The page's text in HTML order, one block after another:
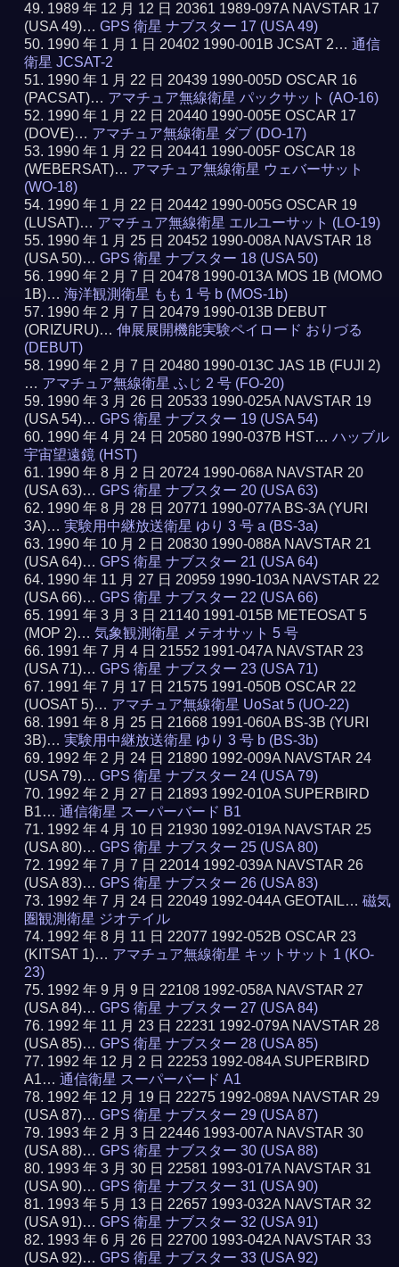
1989 年 12 月 12 日 20361 1989-097A NAVSTAR 17
(USA 49)…GPS 衛星 ナブスター 17 (USA 49)
1990 年 1 月 1 日 20402 1990-001B JCSAT 2…通信
衛星 JCSAT-2
1990 年 1 月 22 日 20439 1990-005D OSCAR 16
(PACSAT)… アマチュア無線衛星 パックサット (AO-16)
1990 年 1 月 22 日 20440 1990-005E OSCAR 17
(DOVE)… アマチュア無線衛星 ダブ (DO-17)
1990 年 1 月 22 日 20441 1990-005F OSCAR 18
(WEBERSAT)… アマチュア無線衛星 ウェバーサット
(WO-18)
1990 年 1 月 22 日 20442 1990-005G OSCAR 19
(LUSAT)… アマチュア無線衛星 エルユーサット (LO-19)
1990 年 1 月 25 日 20452 1990-008A NAVSTAR 18
(USA 50)…GPS 衛星 ナブスター 18 (USA 50)
1990 年 2 月 7 日 20478 1990-013A MOS 1B (MOMO
1B)…海洋観測衛星 もも 1 号 b (MOS-1b)
1990 年 2 月 7 日 20479 1990-013B DEBUT
(ORIZURU)…伸展展開機能実験ペイロード おりづる
(DEBUT)
1990 年 2 月 7 日 20480 1990-013C JAS 1B (FUJI 2)
… アマチュア無線衛星 ふじ 2 号 (FO-20)
1990 年 3 月 26 日 20533 1990-025A NAVSTAR 19
(USA 54)…GPS 衛星 ナブスター 19 (USA 54)
1990 年 4 月 24 日 20580 1990-037B HST…ハッブル
宇宙望遠鏡 (HST)
1990 年 8 月 2 日 20724 1990-068A NAVSTAR 20
(USA 63)…GPS 衛星 ナブスター 20 (USA 63)
1990 年 8 月 28 日 20771 1990-077A BS-3A (YURI
3A)…実験用中継放送衛星 ゆり 3 号 a (BS-3a)
1990 年 10 月 2 日 20830 1990-088A NAVSTAR 21
(USA 64)…GPS 衛星 ナブスター 21 (USA 64)
1990 年 11 月 27 日 20959 1990-103A NAVSTAR 22
(USA 66)…GPS 衛星 ナブスター 22 (USA 66)
1991 年 3 月 3 日 21140 1991-015B METEOSAT 5
(MOP 2)…気象観測衛星 メテオサット 5 号
1991 年 7 月 4 日 21552 1991-047A NAVSTAR 23
(USA 71)…GPS 衛星 ナブスター 23 (USA 71)
1991 年 7 月 17 日 21575 1991-050B OSCAR 22
(UOSAT 5)… アマチュア無線衛星 UoSat 5 (UO-22)
1991 年 8 月 25 日 21668 1991-060A BS-3B (YURI
3B)…実験用中継放送衛星 ゆり 3 号 b (BS-3b)
1992 年 2 月 24 日 21890 1992-009A NAVSTAR 24
(USA 79)…GPS 衛星 ナブスター 24 (USA 79)
1992 年 2 月 27 日 21893 1992-010A SUPERBIRD
B1…通信衛星 スーパーバード B1
1992 年 4 月 10 日 21930 1992-019A NAVSTAR 25
(USA 80)…GPS 衛星 ナブスター 25 (USA 80)
1992 年 7 月 7 日 22014 1992-039A NAVSTAR 26
(USA 83)…GPS 衛星 ナブスター 26 (USA 83)
1992 年 7 月 24 日 22049 1992-044A GEOTAIL…磁気
圏観測衛星 ジオテイル
1992 年 8 月 11 日 22077 1992-052B OSCAR 23
(KITSAT 1)… アマチュア無線衛星 キットサット 1 (KO-
23)
1992 年 9 月 9 日 22108 1992-058A NAVSTAR 27
(USA 84)…GPS 衛星 ナブスター 27 (USA 84)
1992 年 11 月 23 日 22231 1992-079A NAVSTAR 28
(USA 85)…GPS 衛星 ナブスター 28 (USA 85)
1992 年 12 月 2 日 22253 1992-084A SUPERBIRD
A1…通信衛星 スーパーバード A1
1992 年 12 月 19 日 22275 1992-089A NAVSTAR 29
(USA 87)…GPS 衛星 ナブスター 29 (USA 87)
1993 年 2 月 3 日 22446 1993-007A NAVSTAR 30
(USA 88)…GPS 衛星 ナブスター 30 (USA 88)
1993 年 3 月 30 日 22581 1993-017A NAVSTAR 31
(USA 90)…GPS 衛星 ナブスター 31 (USA 90)
1993 年 5 月 13 日 22657 1993-032A NAVSTAR 32
(USA 91)…GPS 衛星 ナブスター 32 (USA 91)
1993 年 6 月 26 日 22700 1993-042A NAVSTAR 33
(USA 92)…GPS 衛星 ナブスター 33 (USA 92)